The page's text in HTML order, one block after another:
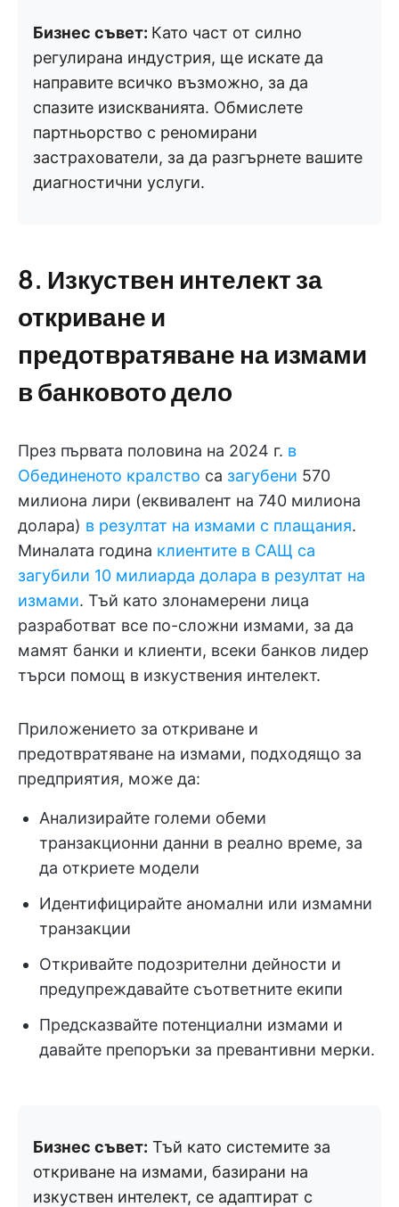
Бизнес съвет: Като част от силно
регулирана индустрия, ще искате да
направите всичко възможно, за да
спазите изискванията. Обмислете
партньорство с реномирани
застрахователи, за да разгърнете вашите
диагностични услуги.
8. Изкуствен интелект за
откриване и
предотвратяване на измами
в банковото дело
През първата половина на 2024 г. в
Обединеното кралство са загубени 570
милиона лири (еквивалент на 740 милиона
долара) в резултат на измами с плащания.
Миналата година клиентите в САЩ са
загубили 10 милиарда долара в резултат на
измами. Тъй като злонамерени лица
разработват все по-сложни измами, за да
мамят банки и клиенти, всеки банков лидер
търси помощ в изкуствения интелект.
Приложението за откриване и
предотвратяване на измами, подходящо за
предприятия, може да:
Анализирайте големи обеми
транзакционни данни в реално време, за
да откриете модели
Идентифицирайте аномални или измамни
транзакции
Откривайте подозрителни дейности и
предупреждавайте съответните екипи
Предсказвайте потенциални измами и
давайте препоръки за превантивни мерки.
Бизнес съвет: Тъй като системите за
откриване на измами, базирани на
изкуствен интелект, се адаптират с